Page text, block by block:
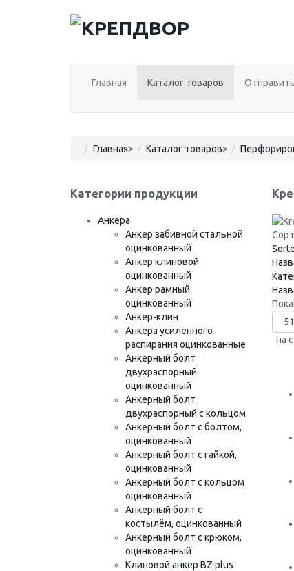
Главная Каталог товаров
Главная> Каталог товаров>
на
Категории продукции
Анкера
Анкер забивной стальной
оцинкованный
Анкер клиновой
оцинкованный
Анкер рамный
оцинкованный
Анкер-клин
Анкера усиленного
распирания оцинкованные
Анкерный болт
двухраспорный
оцинкованный
Анкерный болт
двухраспорный с кольцом
Анкерный болт с болтом,
оцинкованный
Анкерный болт с гайкой,
оцинкованный
Анкерный болт с кольцом
оцинкованный
Анкерный болт с
костылём, оцинкованный
Анкерный болт с крюком,
оцинкованный
Клиновой анкер BZ plus